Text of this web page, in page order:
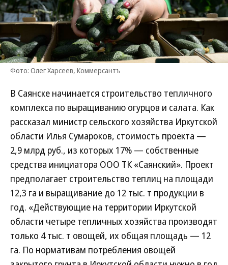
Фото: Олег Харсеев, Коммерсантъ
В Саянске начинается строительство тепличного
комплекса по выращиванию огурцов и салата. Как
рассказал министр сельского хозяйства Иркутской
области Илья Сумароков, стоимость проекта —
2,9 млрд руб., из которых 17% — собственные
средства инициатора ООО ТК «Саянский». Проект
предполагает строительство теплиц на площади
12,3 га и выращивание до 12 тыс. т продукции в
год. «Действующие на территории Иркутской
области четыре тепличных хозяйства производят
только 4 тыс. т овощей, их общая площадь — 12
га. По нормативам потребления овощей